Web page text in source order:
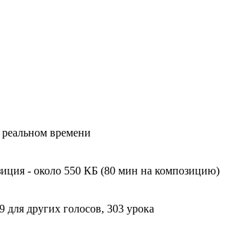
времени
- около 550 КБ (80 мин на композицию)
других голосов, 303 урока